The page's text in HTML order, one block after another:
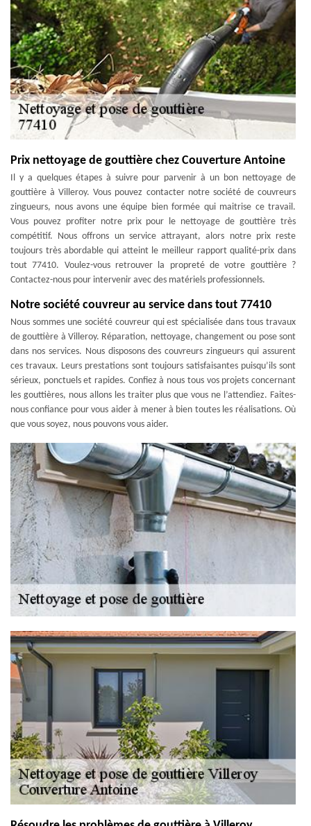
Prix nettoyage de gouttière chez Couverture Antoine
Il y a quelques étapes à suivre pour parvenir à un bon nettoyage de
gouttière à Villeroy. Vous pouvez contacter notre société de couvreurs
zingueurs, nous avons une équipe bien formée qui maitrise ce travail.
Vous pouvez profiter notre prix pour le nettoyage de gouttière très
compétitif. Nous offrons un service attrayant, alors notre prix reste
toujours très abordable qui atteint le meilleur rapport qualité-prix dans
tout 77410. Voulez-vous retrouver la propreté de votre gouttière ?
Contactez-nous pour intervenir avec des matériels professionnels.
Notre société couvreur au service dans tout 77410
Nous sommes une société couvreur qui est spécialisée dans tous travaux
de gouttière à Villeroy. Réparation, nettoyage, changement ou pose sont
dans nos services. Nous disposons des couvreurs zingueurs qui assurent
ces travaux. Leurs prestations sont toujours satisfaisantes puisqu’ils sont
sérieux, ponctuels et rapides. Confiez à nous tous vos projets concernant
les gouttières, nous allons les traiter plus que vous ne l’attendiez. Faites-
nous confiance pour vous aider à mener à bien toutes les réalisations. Où
que vous soyez, nous pouvons vous aider.